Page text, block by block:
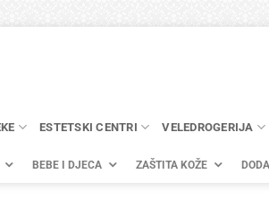
ESTETSKI CENTRI VELEDROGERIJA
BEBE I DJECA ZAŠTITA KOŽE